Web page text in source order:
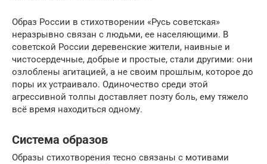
Образ России в стихотворении «Русь советская»
неразрывно связан с людьми, ее населяющими. В
советской России деревенские жители, наивные и
чистосердечные, добрые и простые, стали другими: они
озлоблены агитацией, а не своим прошлым, которое до
поры их устраивало. Одиночество среди этой
агрессивной толпы доставляет поэту боль, ему тяжело
всё время находиться одному.
Система образов
Образы стихотворения тесно связаны с мотивами